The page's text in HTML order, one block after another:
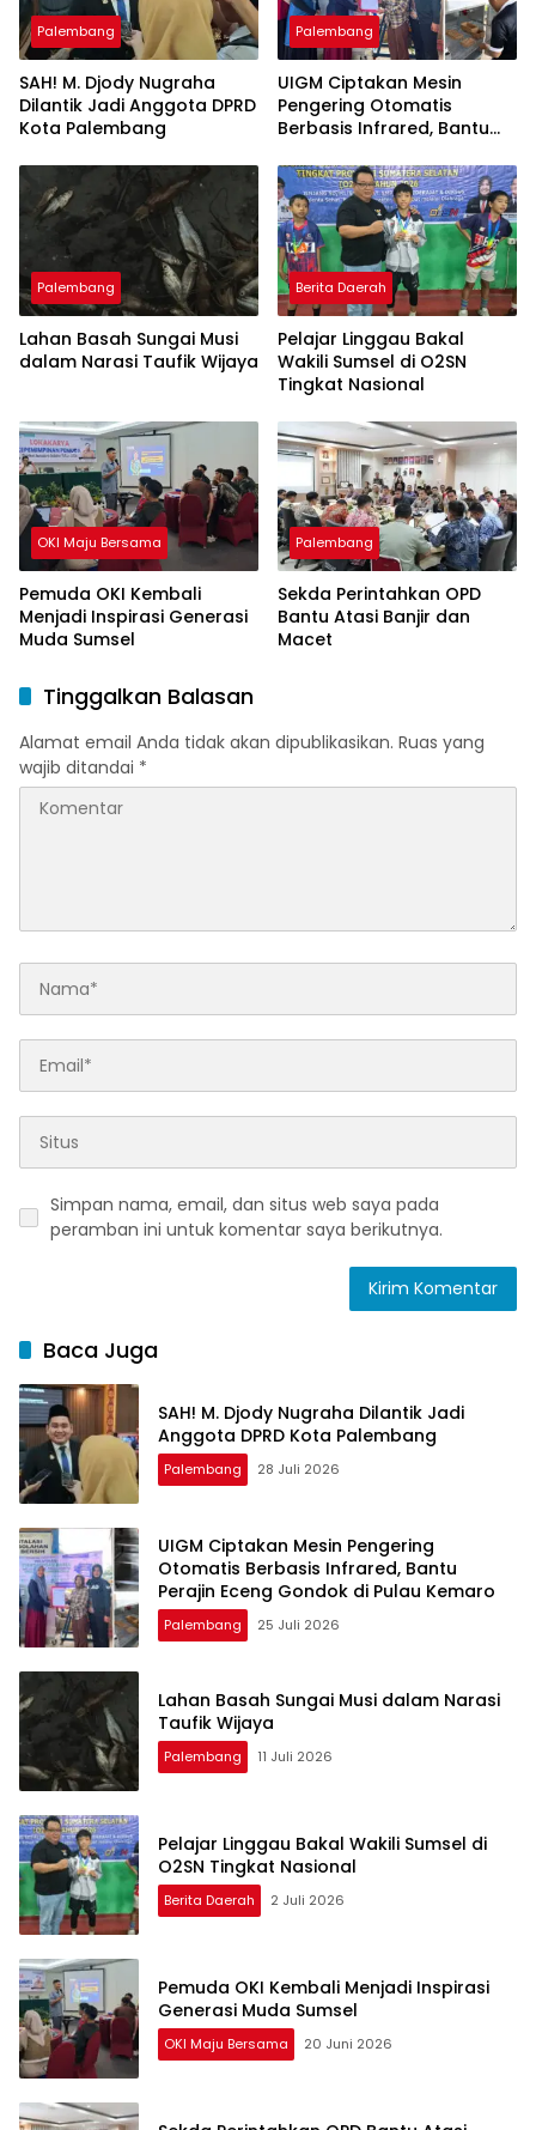
Palembang
SAH! M. Djody Nugraha
Dilantik Jadi Anggota DPRD
Kota Palembang
Palembang
UIGM Ciptakan Mesin
Pengering Otomatis
Berbasis Infrared, Bantu
Pulau Kemaro
Palembang
Lahan Basah Sungai Musi
dalam Narasi Taufik Wijaya
Berita Daerah
Pelajar Linggau Bakal
Wakili Sumsel di O2SN
Tingkat Nasional
OKI Maju Bersama
Pemuda OKI Kembali
Menjadi Inspirasi Generasi
Muda Sumsel
Palembang
Sekda Perintahkan OPD
Bantu Atasi Banjir dan
Macet
Tinggalkan Balasan
Alamat email Anda tidak akan dipublikasikan. Ruas yang
wajib ditandai *
Simpan nama, email, dan situs web saya pada
peramban ini untuk komentar saya berikutnya.
Baca Juga
SAH! M. Djody Nugraha Dilantik Jadi
Anggota DPRD Kota Palembang
Palembang 28 Juli 2026
UIGM Ciptakan Mesin Pengering
Otomatis Berbasis Infrared, Bantu
Perajin Eceng Gondok di Pulau Kemaro
Palembang 25 Juli 2026
Lahan Basah Sungai Musi dalam Narasi
Taufik Wijaya
Palembang 11 Juli 2026
Pelajar Linggau Bakal Wakili Sumsel di
O2SN Tingkat Nasional
Berita Daerah 2 Juli 2026
Pemuda OKI Kembali Menjadi Inspirasi
Generasi Muda Sumsel
OKI Maju Bersama 20 Juni 2026